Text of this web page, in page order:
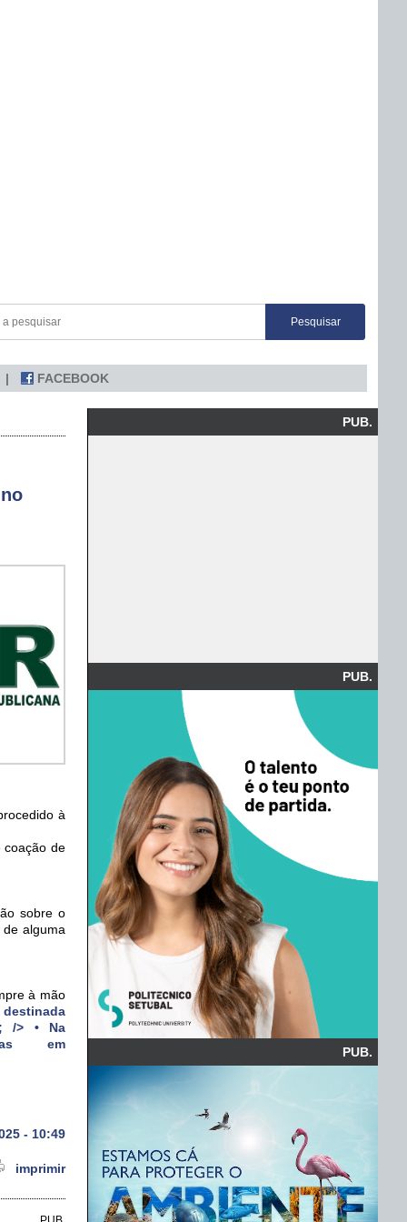
FACEBOOK
à
coação de
sobre o
alguma
à mão
/> • Na
em
- 10:49
imprimir
PUB.
PUB.
PUB.